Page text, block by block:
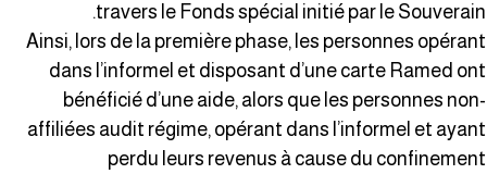
travers le Fonds spécial initié par le
Ainsi, lors de la première phase, les personnes
dans l’informel et disposant d’une carte Ramed
bénéficié d’une aide, alors que les personnes
affiliées audit régime, opérant dans l’informel et
perdu leurs revenus à cause du